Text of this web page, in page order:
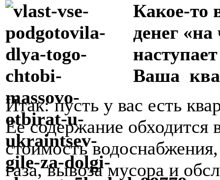
Какое-то
денег
Ваша
Итак: пусть у вас есть
Ее содержание обходится
стоимость
газа, вывоза мусора и